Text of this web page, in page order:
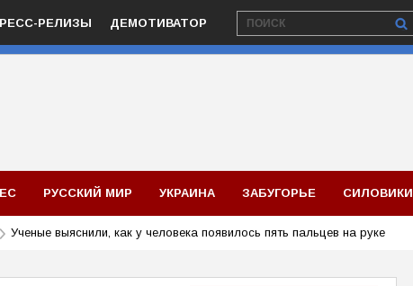
РЕЛИЗЫ ДЕМОТИВАТОР
РУССКИЙ МИР УКРАИНА ЗАБУГОРЬЕ СИЛОВИКИ
Ученые выяснили, как у человека появилось пять пальцев на руке